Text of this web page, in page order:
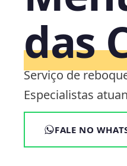
das
Serviço de
Especialistas
FALE NO